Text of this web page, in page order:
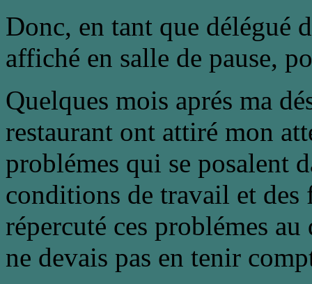
Donc, en tant que délégué
affiché en salle de pause,
Quelques mois aprés ma
restaurant ont attiré mon
problémes qui se posalent
conditions de travail et des
répercuté ces problémes
ne devais pas en tenir